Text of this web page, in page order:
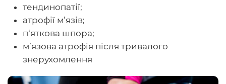
тендинопатії;
атрофії м’язів;
п‘яткова шпора;
м’язова атрофія після тривалого
знерухомлення